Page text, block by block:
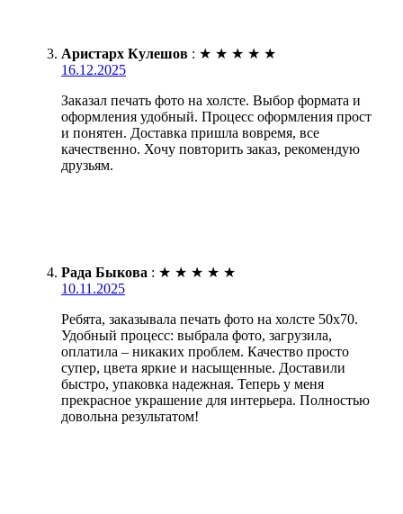
Аристарх Кулешов : ★ ★ ★ ★ ★
16.12.2025
Заказал печать фото на холсте. Выбор формата и
оформления удобный. Процесс оформления прост
и понятен. Доставка пришла вовремя, все
качественно. Хочу повторить заказ, рекомендую
друзьям.
Рада Быкова : ★ ★ ★ ★ ★
10.11.2025
Ребята, заказывала печать фото на холсте 50х70.
Удобный процесс: выбрала фото, загрузила,
оплатила – никаких проблем. Качество просто
супер, цвета яркие и насыщенные. Доставили
быстро, упаковка надежная. Теперь у меня
прекрасное украшение для интерьера. Полностью
довольна результатом!